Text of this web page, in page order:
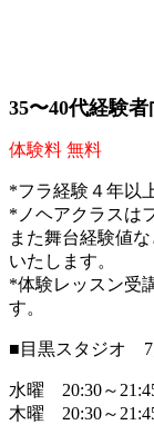
35〜40代経験者
体験料 無料
*フラ経験４年以
*ノヘアクラスは
また舞台経験値
いたします。
*体験レッスン受
す。
■目黒スタジオ 7
水曜 20:30～
木曜 20:30～